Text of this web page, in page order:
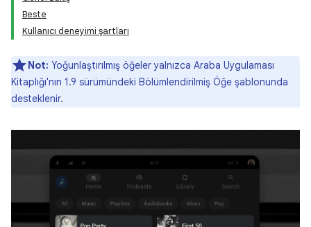
Beste
Kullanıcı deneyimi şartları
Not: Yoğunlaştırılmış öğeler yalnızca Araba Uygulaması
Kitaplığı'nın 1.9 sürümündeki Bölümlendirilmiş Öğe şablonunda
desteklenir.